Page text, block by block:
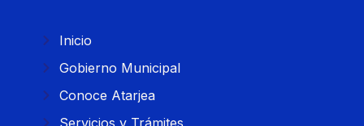
Inicio
Gobierno Municipal
Conoce Atarjea
Servicios y Trámites